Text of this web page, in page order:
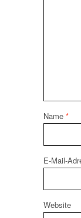
Name *
E-Mail-
Website